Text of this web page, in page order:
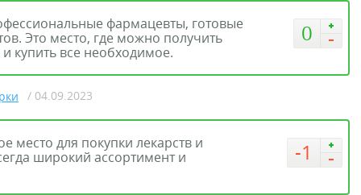
0
фармацевты, готовые
Это место, где можно получить
купить все необходимое.
/ 04.09.2023
-1
место для покупки лекарств и
широкий ассортимент и